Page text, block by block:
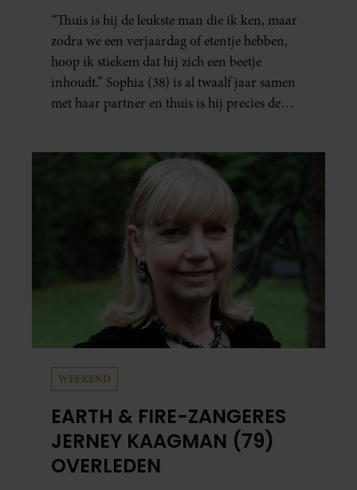
“Thuis is hij de leukste man die ik ken, maar
zodra we een verjaardag of etentje hebben,
hoop ik stiekem dat hij zich een beetje
inhoudt.” Sophia (38) is al twaalf jaar samen
met haar partner en thuis is hij precies de
vaker schaamt zodra ze samen onder de
WEEKEND
EARTH & FIRE-ZANGERES
JERNEY KAAGMAN (79)
OVERLEDEN